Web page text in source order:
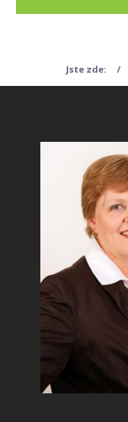
Jste zde: